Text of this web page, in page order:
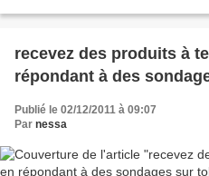
recevez des produits à
répondant à des
Publié le 02/12/2011 à 09:07
Par nessa